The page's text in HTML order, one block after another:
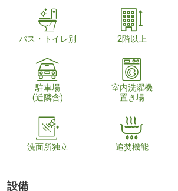
バス・トイレ別 2階以上
駐車場
(近隣含)
室内洗濯機
置き場
洗面所独立 追焚機能
設備